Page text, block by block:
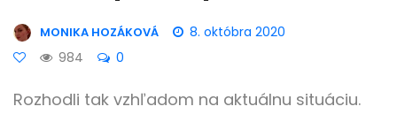
MONIKA HOZÁKOVÁ
8. októbra 2020
984
0
Rozhodli tak vzhľadom na aktuálnu situáciu.